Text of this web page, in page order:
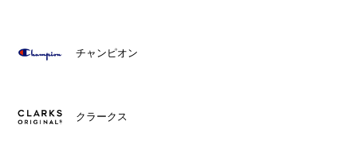
チャンピオン
クラークス